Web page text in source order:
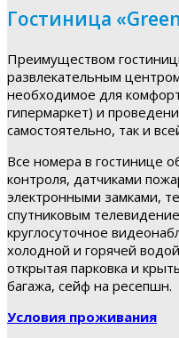
Гостиница
Преимуществом
развлекательным
необходимое для
гипермаркет) и
самостоятельно, так и
Все номера в гостинице
контроля, датчиками
электронными замками,
спутниковым
круглосуточное
холодной и горячей
открытая парковка и
багажа, сейф на ресепшн.
Условия проживания